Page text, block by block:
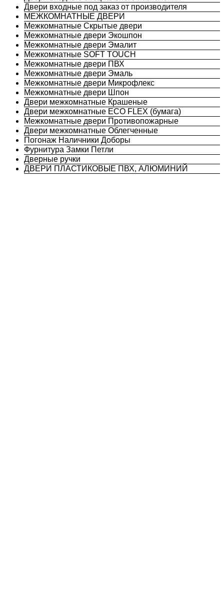
Двери входные под заказ от производителя
МЕЖКОМНАТНЫЕ ДВЕРИ
Межкомнатные Скрытые двери
Межкомнатные двери Экошпон
Межкомнатные двери Эмалит
Межкомнатные SOFT TOUCH
Межкомнатные двери ПВХ
Межкомнатные двери Эмаль
Межкомнатные двери Микрофлекс
Межкомнатные двери Шпон
Двери межкомнатные Крашеные
Двери межкомнатные ECO FLEX (бумага)
Межкомнатные двери Противопожарные
Двери межкомнатные Облегченные
Погонаж Наличники Доборы
Фурнитура Замки Петли
Дверные ручки
ДВЕРИ ПЛАСТИКОВЫЕ ПВХ, АЛЮМИНИЙ